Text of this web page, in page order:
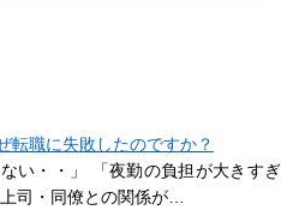
転職に失敗したのですか？
い・・」 「夜勤の負担が大きすぎ
司・同僚との関係が…